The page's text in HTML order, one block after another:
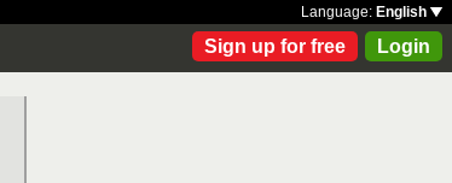
Language: English
Sign up for free Login